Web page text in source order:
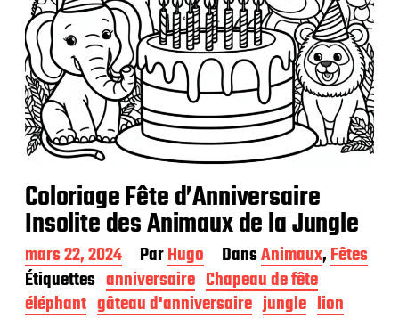
Coloriage Fête d’Anniversaire
Insolite des Animaux de la Jungle
D
a
t
e
mars 22, 2024 ParHugo DansAnimaux,Fêtes
Étiquettes anniversaire Chapeau de fête
éléphant gâteau d'anniversaire jungle lion